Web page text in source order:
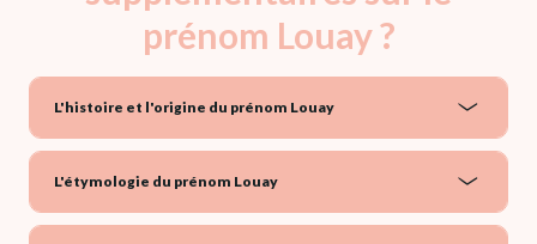
prénom Louay ?
L'histoire et l'origine du prénom Louay
L'étymologie du prénom Louay